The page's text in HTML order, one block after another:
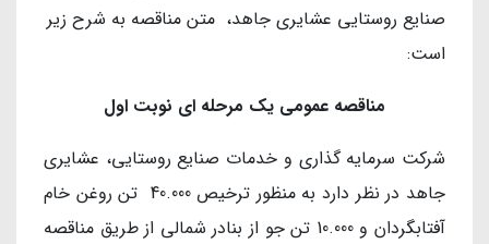
صنایع روستایی عشایری جاهد، متن مناقصه به شرح زیر
است:
مناقصه عمومی یک مرحله ای نوبت اول
شركت سرمایه گذاری و خدمات صنایع روستایی، عشایری
جاهد در نظر دارد به منظور ترخیص 40.000 تن روغن خام
آفتابگردان و 10.000 تن جو از بنادر شمالی از طریق مناقصه